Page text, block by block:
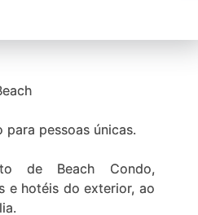
pessoas únicas.
de Beach Condo,
e hotéis do exterior, ao